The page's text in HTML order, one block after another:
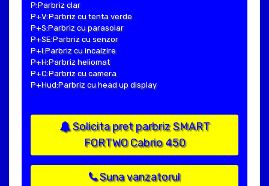
P:Parbriz clar
P+V:Parbriz cu tenta verde
P+S:Parbriz cu parasolar
P+SE:Parbriz cu senzor
P+I:Parbriz cu incalzire
P+H:Parbriz heliomat
P+C:Parbriz cu camera
P+Hud:Parbriz cu head up display
Solicita pret parbriz SMART
FORTWO Cabrio 450
Suna vanzatorul